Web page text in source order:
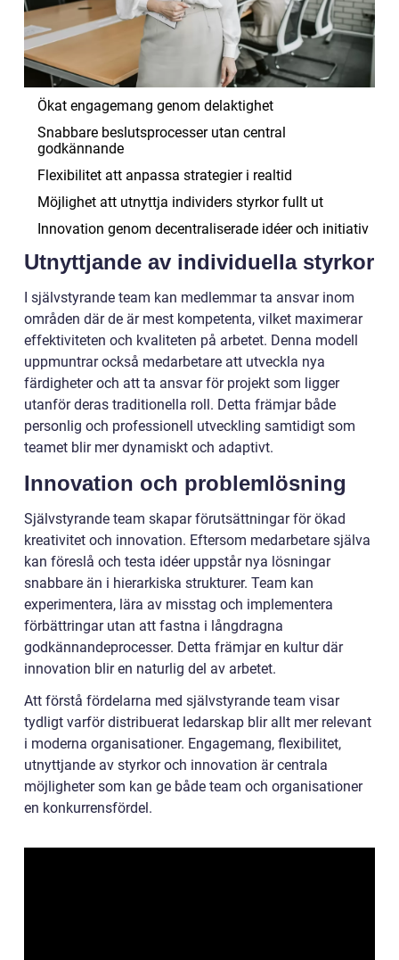
Ökat engagemang genom delaktighet
Snabbare beslutsprocesser utan central
godkännande
Flexibilitet att anpassa strategier i realtid
Möjlighet att utnyttja individers styrkor fullt ut
Innovation genom decentraliserade idéer och initiativ
Utnyttjande av individuella styrkor
I självstyrande team kan medlemmar ta ansvar inom
områden där de är mest kompetenta, vilket maximerar
effektiviteten och kvaliteten på arbetet. Denna modell
uppmuntrar också medarbetare att utveckla nya
färdigheter och att ta ansvar för projekt som ligger
utanför deras traditionella roll. Detta främjar både
personlig och professionell utveckling samtidigt som
teamet blir mer dynamiskt och adaptivt.
Innovation och problemlösning
Självstyrande team skapar förutsättningar för ökad
kreativitet och innovation. Eftersom medarbetare själva
kan föreslå och testa idéer uppstår nya lösningar
snabbare än i hierarkiska strukturer. Team kan
experimentera, lära av misstag och implementera
förbättringar utan att fastna i långdragna
godkännandeprocesser. Detta främjar en kultur där
innovation blir en naturlig del av arbetet.
Att förstå fördelarna med självstyrande team visar
tydligt varför distribuerat ledarskap blir allt mer relevant
i moderna organisationer. Engagemang, flexibilitet,
utnyttjande av styrkor och innovation är centrala
möjligheter som kan ge både team och organisationer
en konkurrensfördel.